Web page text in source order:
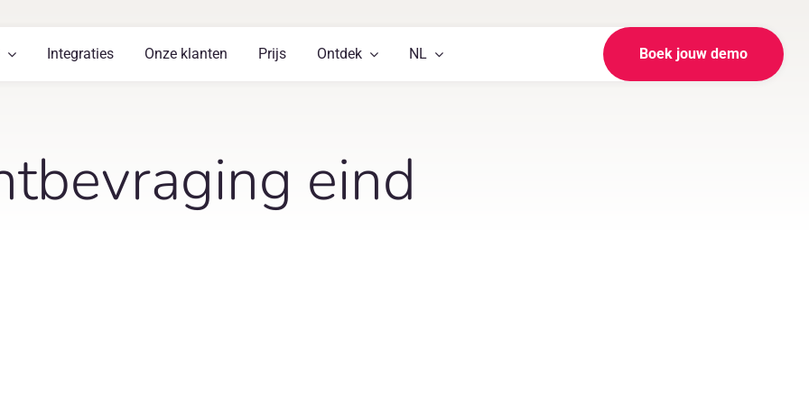
Integraties Onze klanten Prijs Ontdek NL Boek jouw demo
eind